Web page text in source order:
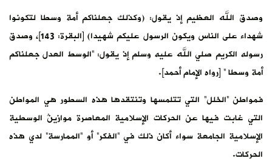
وصدق الله العظيم إذ يقول: (وكذلك جعلناكم أمة وسطا لتكونوا
شهداء على الناس ويكون الرسول عليكم شهيدا) [البقرة: 143]، وصدق
رسوله الكريم صلي الله عليه وسلم إذ يقول: “الوسط العدل جعلناكم
أمة وسطا ” [رواه الإمام أحمد].
فمواطن “الخلل” التي تتلمسها وتنتقدها هذه السطور هي المواطن
التي غابت فيها عن الحركات الإسلامية المعاصرة موازينُ الوسطية
الإسلامية الجامعة سواء أكان ذلك في “الفكر” أو “الممارسة” لدي هذه
الحركات.